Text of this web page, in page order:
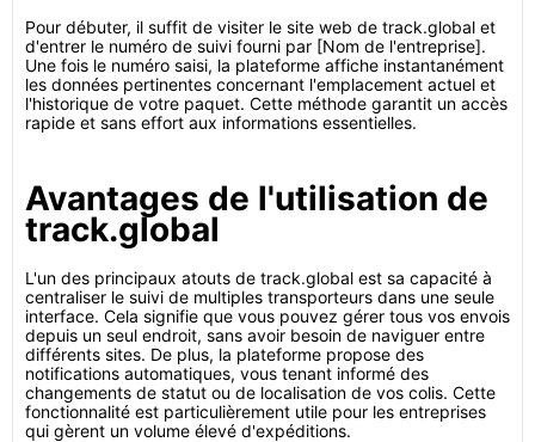
Pour débuter, il suffit de visiter le site web de track.global et
d'entrer le numéro de suivi fourni par [Nom de l'entreprise].
Une fois le numéro saisi, la plateforme affiche instantanément
les données pertinentes concernant l'emplacement actuel et
l'historique de votre paquet. Cette méthode garantit un accès
rapide et sans effort aux informations essentielles.
Avantages de l'utilisation de
track.global
L'un des principaux atouts de track.global est sa capacité à
centraliser le suivi de multiples transporteurs dans une seule
interface. Cela signifie que vous pouvez gérer tous vos envois
depuis un seul endroit, sans avoir besoin de naviguer entre
différents sites. De plus, la plateforme propose des
notifications automatiques, vous tenant informé des
changements de statut ou de localisation de vos colis. Cette
fonctionnalité est particulièrement utile pour les entreprises
qui gèrent un volume élevé d'expéditions.